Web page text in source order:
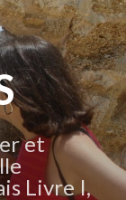
et
Livre I,